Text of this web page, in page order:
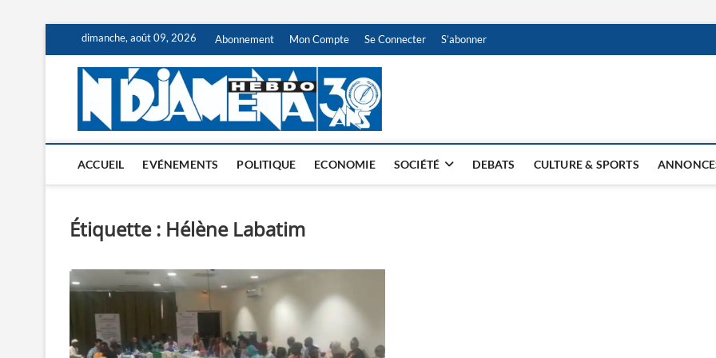
content
dimanche, août 09, 2026 Abonnement Mon Compte Se Connecter S’abonner
NDJAMENA HEBDO
ACCUEIL EVÉNEMENTS POLITIQUE ECONOMIE SOCIÉTÉ DEBATS CULTURE & SPORTS
Étiquette : Hélène Labatim